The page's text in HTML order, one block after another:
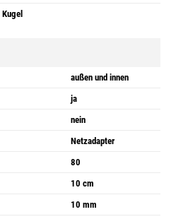
Kugel
außen und innen
ja
nein
Netzadapter
80
10 cm
10 mm